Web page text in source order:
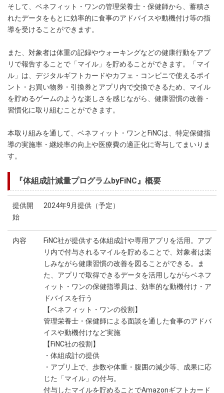
そして、ベネフィット・ワンの管理栄養士・保健師から、蓄積さ
れたデータをもとに効率的に食事のアドバイスや動機付け等の指
導を受けることができます。
また、対象者は体重の記録やウォーキングなどの健康行動をアプ
リで報告することで「マイル」を貯めることができます。「マイ
ル」は、デジタルギフトカードやカフェ・コンビニで使えるポイ
ント・お買い物券・引換券とアプリ内で交換できるため、マイル
を貯めるゲームのような楽しさを感じながら、健康習慣の改善・
習慣化に取り組むことができます。
本取り組みを通して、ベネフィット・ワンとFiNCは、特定保健指
導の実施率・継続率の向上や医療費の適正化に寄与してまいりま
す。
『体組成計減量プログラムbyFiNC』概要
提供開
始
2024年9月提供（予定）
内容
FiNC社が提供する体組成計や専用アプリを活用。アプ
リ内で付与されるマイルを貯めることで、対象者は楽
しみながら健康習慣の改善を図ることができる。ま
た、アプリで取得できるデータを活用しながらベネフ
ィット・ワンの保健指導員は、効率的な動機付け・ア
ドバイスを行う
【ベネフィット・ワンの役割】
管理栄養士・保健師による面談を通した食事のアドバ
イスや動機付けなど実施
【FiNC社の役割】
・体組成計の提供
・アプリ上で、歩数や体重・腹囲の減少等、成果に応
じた「マイル」の付与。
付与したマイルを貯めることでAmazonギフトカード